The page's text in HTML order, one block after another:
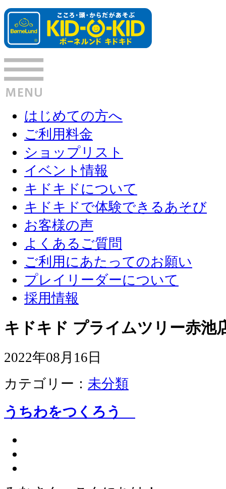
はじめての方へ
ご利用料金
ショップリスト
イベント情報
キドキドについて
キドキドで体験できるあそび
お客様の声
よくあるご質問
ご利用にあたってのお願い
プレイリーダーについて
採用情報
キドキド プライムツリー赤池
2022年08月16日
カテゴリー： 未分類
うちわをつくろう